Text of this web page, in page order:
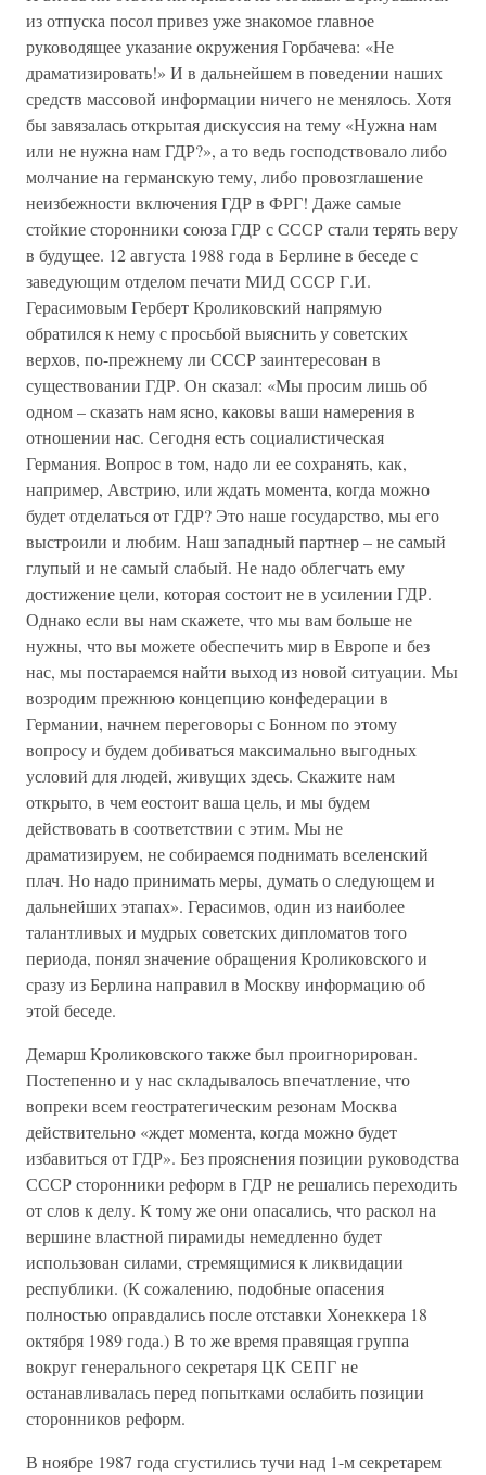
из отпуска посол привез уже знакомое главное
руководящее указание окружения Горбачева: «Не
драматизировать!» И в дальнейшем в поведении наших
средств массовой информации ничего не менялось. Хотя
бы завязалась открытая дискуссия на тему «Нужна нам
или не нужна нам ГДР?», а то ведь господствовало либо
молчание на германскую тему, либо провозглашение
неизбежности включения ГДР в ФРГ! Даже самые
стойкие сторонники союза ГДР с СССР стали терять веру
в будущее. 12 августа 1988 года в Берлине в беседе с
заведующим отделом печати МИД СССР Г.И.
Герасимовым Герберт Кроликовский напрямую
обратился к нему с просьбой выяснить у советских
верхов, по-прежнему ли СССР заинтересован в
существовании ГДР. Он сказал: «Мы просим лишь об
одном – сказать нам ясно, каковы ваши намерения в
отношении нас. Сегодня есть социалистическая
Германия. Вопрос в том, надо ли ее сохранять, как,
например, Австрию, или ждать момента, когда можно
будет отделаться от ГДР? Это наше государство, мы его
выстроили и любим. Наш западный партнер – не самый
глупый и не самый слабый. Не надо облегчать ему
достижение цели, которая состоит не в усилении ГДР.
Однако если вы нам скажете, что мы вам больше не
нужны, что вы можете обеспечить мир в Европе и без
нас, мы постараемся найти выход из новой ситуации. Мы
возродим прежнюю концепцию конфедерации в
Германии, начнем переговоры с Бонном по этому
вопросу и будем добиваться максимально выгодных
условий для людей, живущих здесь. Скажите нам
открыто, в чем еостоит ваша цель, и мы будем
действовать в соответствии с этим. Мы не
драматизируем, не собираемся поднимать вселенский
плач. Но надо принимать меры, думать о следующем и
дальнейших этапах». Герасимов, один из наиболее
талантливых и мудрых советских дипломатов того
периода, понял значение обращения Кроликовского и
сразу из Берлина направил в Москву информацию об
этой беседе.
Демарш Кроликовского также был проигнорирован.
Постепенно и у нас складывалось впечатление, что
вопреки всем геостратегическим резонам Москва
действительно «ждет момента, когда можно будет
избавиться от ГДР». Без прояснения позиции руководства
СССР сторонники реформ в ГДР не решались переходить
от слов к делу. К тому же они опасались, что раскол на
вершине властной пирамиды немедленно будет
использован силами, стремящимися к ликвидации
республики. (К сожалению, подобные опасения
полностью оправдались после отставки Хонеккера 18
октября 1989 года.) В то же время правящая группа
вокруг генерального секретаря ЦК СЕПГ не
останавливалась перед попытками ослабить позиции
сторонников реформ.
В ноябре 1987 года сгустились тучи над 1-м секретарем